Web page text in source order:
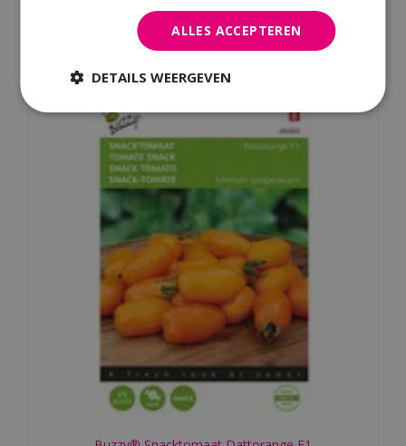
Kijk ook eens naar:
ALLES ACCEPTEREN
DETAILS WEERGEVEN